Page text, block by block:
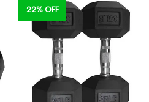
22% OFF